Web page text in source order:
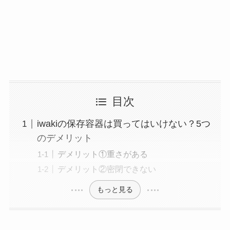
目次
iwakiの保存容器は買ってはいけない？5つ
のデメリット
デメリット①重さがある
デメリット②密閉できない
もっと見る